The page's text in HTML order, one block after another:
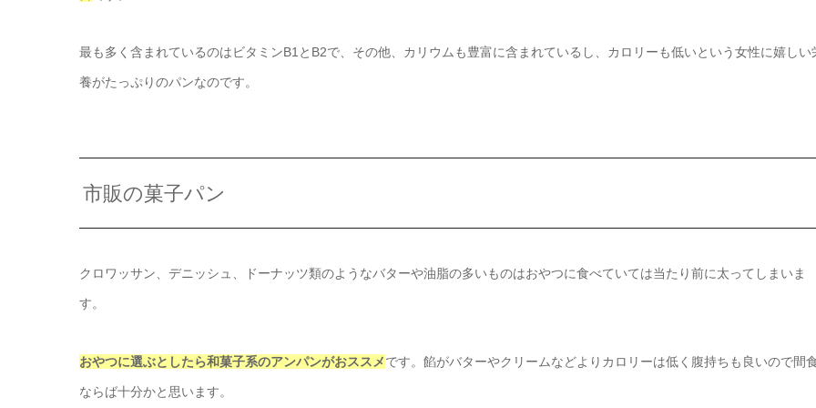
最も多く含まれているのはビタミンB1とB2で、その他、カリウムも豊富に含まれているし、カロリーも低いという女性に嬉しい
養がたっぷりのパンなのです。
市販の菓子パン
クロワッサン、デニッシュ、ドーナッツ類のようなバターや油脂の多いものはおやつに食べていては当たり前に太ってしまいま
す。
おやつに選ぶとしたら和菓子系のアンパンがおススメです。餡がバターやクリームなどよりカロリーは低く腹持ちも良いので間
ならば十分かと思います。